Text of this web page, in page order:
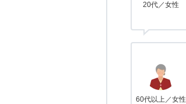
20代／女性
60代以上／女性